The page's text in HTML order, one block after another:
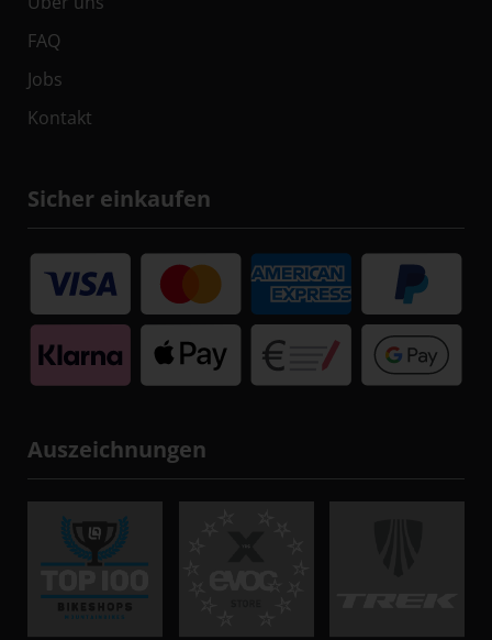
FAQ
Jobs
Kontakt
Sicher einkaufen
Auszeichnungen